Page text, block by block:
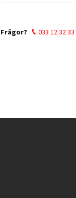
Frågor? 033 12 32 33